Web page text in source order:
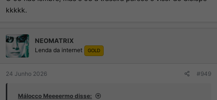
kkkkk.
NEOMATRIX
Lenda da internet GOLD
24 Junho 2026 #949
Málocco Meeeermo disse: